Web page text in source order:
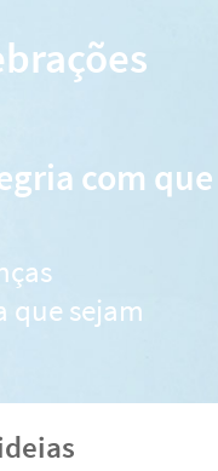
com que
que sejam